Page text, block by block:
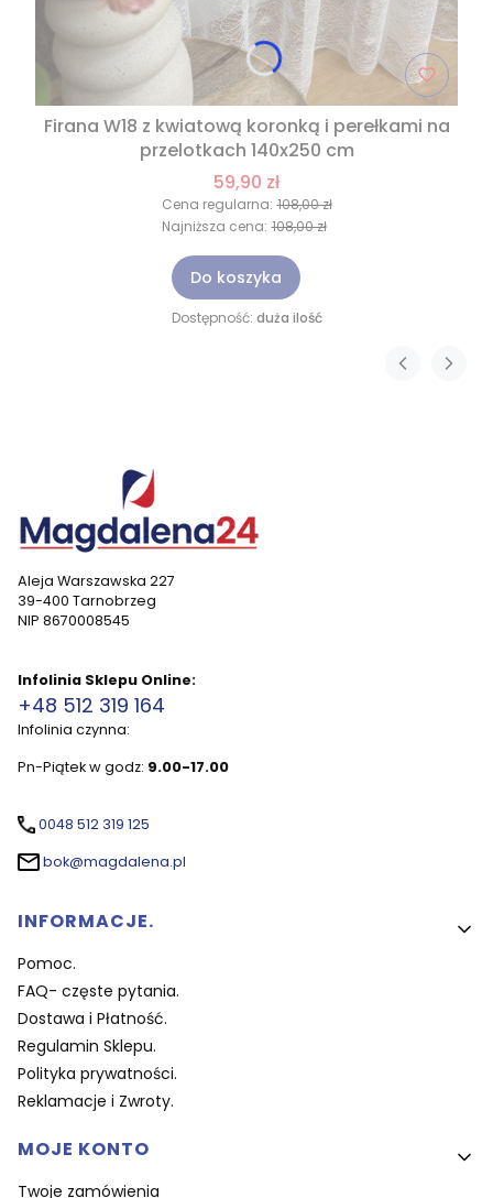
Firana W18 z kwiatową koronką i perełkami na
przelotkach 140x250 cm
59,90 zł
Cena regularna: 108,00 zł
Najniższa cena: 108,00 zł
Do koszyka
Dostępność: duża ilość
Aleja Warszawska 227
39-400 Tarnobrzeg
NIP 8670008545
Infolinia Sklepu Online:
+48 512 319 164
Infolinia czynna:
Pn-Piątek w godz: 9.00-17.00
0048 512 319 125
bok@magdalena.pl
Linki w stopce
INFORMACJE.
Pomoc.
FAQ- częste pytania.
Dostawa i Płatność.
Regulamin Sklepu.
Polityka prywatności.
Reklamacje i Zwroty.
MOJE KONTO
Twoje zamówienia